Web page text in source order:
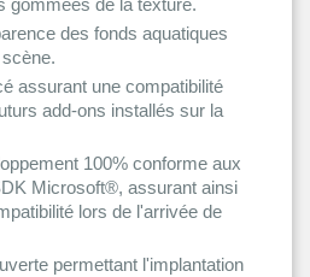
gommées de la texture.
des fonds aquatiques
assurant une compatibilité
add-ons installés sur la
100% conforme aux
Microsoft®, assurant ainsi
lors de l'arrivée de
permettant l'implantation